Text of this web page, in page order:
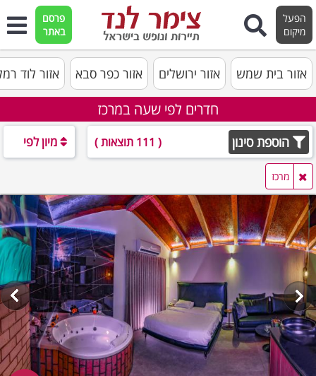
הפעל
מיקום
פרסם
באתר
אזור בית שמש אזור ירושלים אזור כפר סבא אזור לוד
חדרים לפי שעה במרכז
הוספת סינון ( 111 תוצאות ) מיון לפי
מרכז